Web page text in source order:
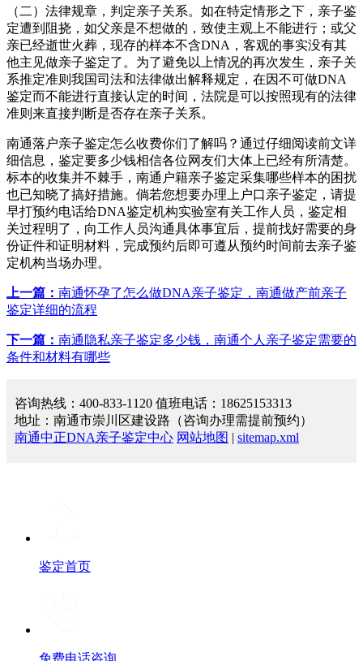
（二）法律规章，判定亲子关系。如在特定情形之下，亲子鉴
定遭到阻挠，如父亲是不想做的，致使主观上不能进行；或父
亲已经逝世火葬，现存的样本不含DNA，客观的事实没有其
他主见做亲子鉴定了。为了避免以上情况的再次发生，亲子关
系推定准则我国司法和法律做出解释规定，在因不可做DNA
鉴定而不能进行直接认定的时间，法院是可以按照现有的法律
准则来直接判断是否存在亲子关系。
南通落户亲子鉴定怎么收费你们了解吗？通过仔细阅读前文详
细信息，鉴定要多少钱相信各位网友们大体上已经有所清楚。
标本的收集并不棘手，南通户籍亲子鉴定采集哪些样本的困扰
也已知晓了搞好措施。倘若您想要办理上户口亲子鉴定，请提
早打预约电话给DNA鉴定机构实验室有关工作人员，鉴定相
关过程明了，向工作人员沟通具体事宜后，提前找好需要的身
份证件和证明材料，完成预约后即可遵从预约时间前去亲子鉴
定机构当场办理。
上一篇： 南通怀孕了怎么做DNA亲子鉴定，南通做产前亲子
鉴定详细的流程
下一篇： 南通隐私亲子鉴定多少钱，南通个人亲子鉴定需要的
条件和材料有哪些
咨询热线：400-833-1120 值班电话：18625153313
地址：南通市崇川区建设路（咨询办理需提前预约）
南通中正DNA亲子鉴定中心 网站地图 | sitemap.xml
鉴定首页
免费电话咨询